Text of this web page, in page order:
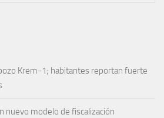
Krem-1; habitantes reportan fuerte
nuevo modelo de fiscalización